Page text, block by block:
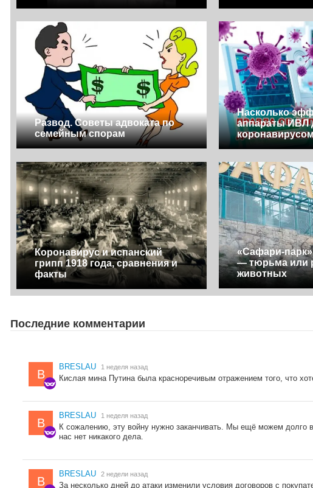
Развод. Советы адвоката по
семейным спорам
Насколько
аппараты ИВЛ
Коронавирус и испанский
грипп 1918 года, сравнения и
факты
«Сафари-
— тюрьма или
животных
Последние комментарии
B
BRESLAU 1 неделя назад
Кислая мина Путина была красноречивым отражением того, что
B
BRESLAU 1 неделя назад
К сожалению, эту войну нужно заканчивать. Мы ещё можем долго
нас нет никакого дела.
B
BRESLAU 2 недели назад
За несколько дней до атаки изменили условия договоров с